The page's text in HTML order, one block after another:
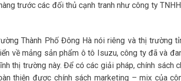
trước các đối thủ cạnh tranh như công ty
Thành Phố Đông Hà nói riêng và thị trường
về mảng sản phẩm ô tô Isuzu, công ty đã và
thị trường này. Để có các giải pháp, chính sách
thiện được chính sách marketing – mix của